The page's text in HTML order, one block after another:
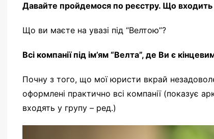
Давайте пройдемося по реєстру. Що входить
Що ви маєте на увазі під “Велтою”?
Всі компанії під ім’ям “Велта”, де Ви є
Почну з того, що мої юристи вкрай
оформлені практично всі компанії (показує
входять у групу – ред.)